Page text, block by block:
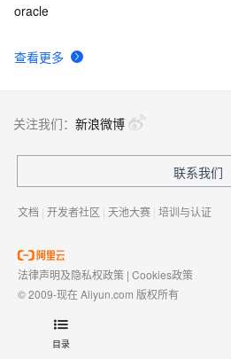
目录
查看更多
oracle
关注我们： 新浪微博
联系我们
文档 | 开发者社区 | 天池大赛 | 培训与认证
法律声明及隐私权政策 | Cookies政策
© 2009-现在 Aliyun.com 版权所有
域名注册服务机构许可：